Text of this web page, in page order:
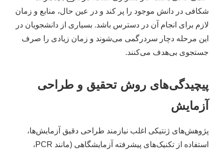
شکافی در دانش موجود را پر کند و در عین حال، منابع و زمان
لازم برای انجام آن در دسترس باشد. بسیاری از دانشجویان در
این مرحله دچار سردرگمی می‌شوند و زمان زیادی را صرف
جستجوی بی‌هدف می‌کنند.
پیچیدگی‌های روش تحقیق و طراحی
آزمایش
پژوهش‌های ژنتیکی اغلب نیازمند طراحی دقیق آزمایش‌ها،
استفاده از تکنیک‌های پیشرفته آزمایشگاهی (مانند PCR،